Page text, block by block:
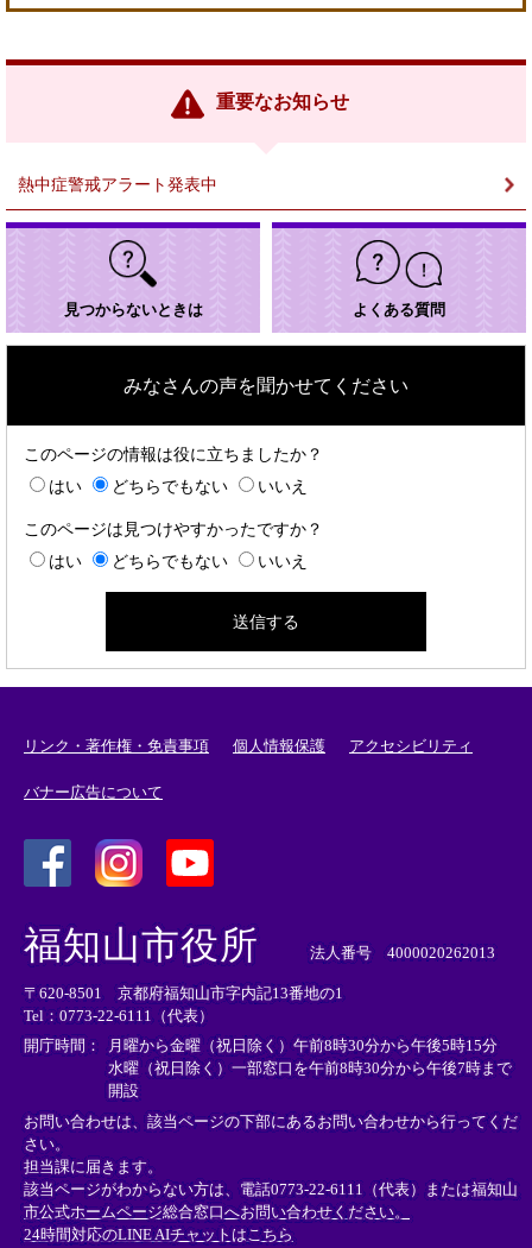
リ
重要なお知らせ
熱中症警戒アラート発表中
見つからないときは よくある質問
みなさんの声を聞かせてください
このページの情報は役に立ちましたか？
はい
どちらでもない いいえ
このページは見つけやすかったですか？
はい
どちらでもない いいえ
リンク・著作権・免責事項 個人情報保護 アクセシビリティ
バナー広告について
外
部
リ
ン
ク
＞
外
リ
ン
ク
＞
外
部
ン
ク
＞
福知山市役所 法人番号 4000020262013
〒620-8501 京都府福知山市字内記13番地の1
Tel：0773-22-6111（代表）
開庁時間：
月曜から金曜（祝日除く）午前8時30分から午後5時15分
水曜（祝日除く）一部窓口を午前8時30分から午後7時まで
開設
お問い合わせは、該当ページの下部にあるお問い合わせから行ってくだ
さい。
担当課に届きます。
該当ページがわからない方は、電話0773-22-6111（代表）または福知山
市公式ホームページ総合窓口へお問い合わせください。
24時間対応のLINE AIチャットはこちら